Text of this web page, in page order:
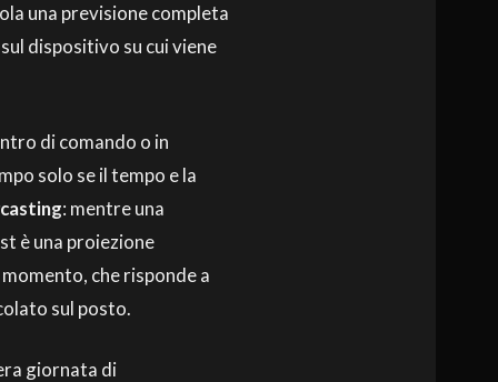
una previsione completa
dispositivo su cui viene
di comando o in
solo se il tempo e la
: mentre una
è una proiezione
che risponde a
sul posto.
giornata di